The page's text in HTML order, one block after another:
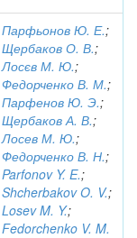
Парфьонов Ю. Е.;
Щербаков О. В.;
Лосєв М. Ю.;
Федорченко В. М.;
Парфенов Ю. Э.;
Щербаков А. В.;
Лосев М. Ю.;
Федорченко В. Н.;
Parfonov Y. E.;
Shcherbakov O. V.;
Losev M. Y.;
Fedorchenko V. M.